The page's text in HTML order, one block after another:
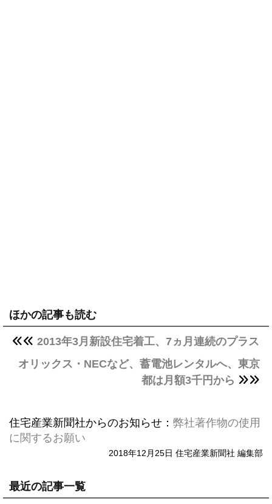
ほかの記事も読む
2013年3月新設住宅着工、7ヵ月連続のプラス
オリックス・NECなど、蓄電池レンタルへ、東京
都は月額3千円から
住宅産業新聞社からのお知らせ： 弊社著作物の使用
に関するお願い
2018年12月25日 住宅産業新聞社 編集部
最近の記事一覧